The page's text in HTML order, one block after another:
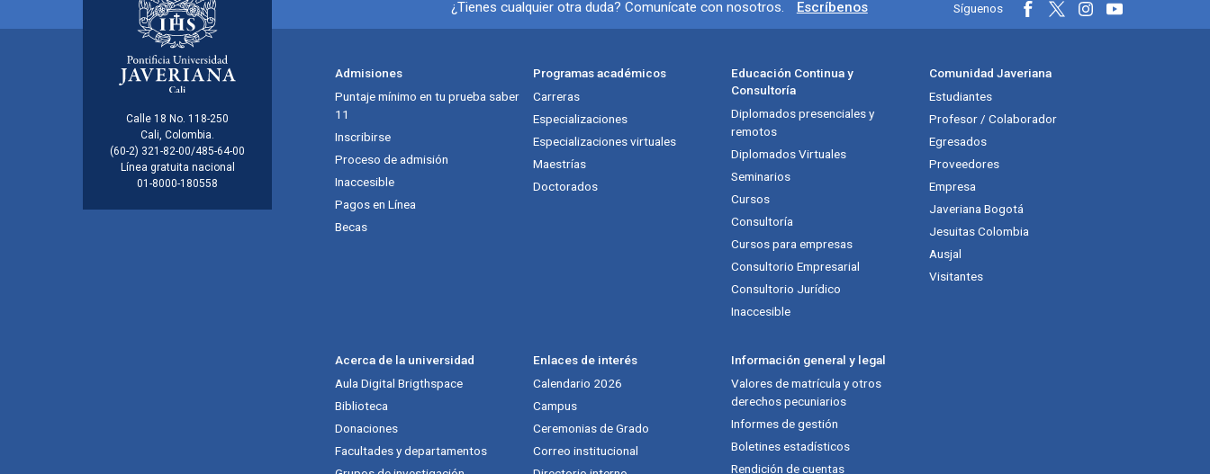
Información de la institución
Calle 18 No. 118-250
Cali, Colombia.
(60-2) 321-82-00/485-64-00
Línea gratuita nacional
01-8000-180558
Información y redes sociales
¿Tienes cualquier otra duda? Comunícate con nosotros. Escríbenos Síguenos
Menú principal del footer
Admisiones
Puntaje mínimo en tu prueba saber
11
Inscribirse
Proceso de admisión
Inaccesible
Pagos en Línea
Becas
Programas académicos
Carreras
Especializaciones
Especializaciones virtuales
Maestrías
Doctorados
Educación Continua y
Consultoría
Diplomados presenciales y
remotos
Diplomados Virtuales
Seminarios
Cursos
Consultoría
Cursos para empresas
Consultorio Empresarial
Consultorio Jurídico
Inaccesible
Comunidad Javeriana
Estudiantes
Profesor / Colaborador
Egresados
Proveedores
Empresa
Javeriana Bogotá
Jesuitas Colombia
Ausjal
Visitantes
Acerca de la universidad
Aula Digital Brigthspace
Biblioteca
Donaciones
Facultades y departamentos
Enlaces de interés
Calendario 2026
Campus
Ceremonias de Grado
Correo institucional
Información general y legal
Valores de matrícula y otros
derechos pecuniarios
Informes de gestión
Boletines estadísticos
Rendición de cuentas